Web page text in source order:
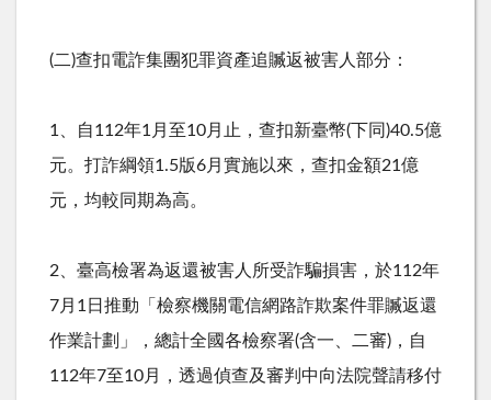
(二)查扣電詐集團犯罪資產追贓返被害人部分：
1、自112年1 月至10月止，查扣新臺幣(下同)40.5億
元。打詐綱領1.5版6月實施以來，查扣金額21億
元，均較同期為高。
2、臺高檢署為返還被害人所受詐騙損害，於112年
7月 1 日推動「檢察機關電信網路詐欺案件罪贓返還
作業計劃」，總計全國各檢察署(含一、二審) ，自
112年7至10月，透過偵查及審判中向法院聲請移付